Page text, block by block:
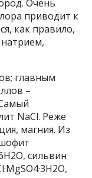
Очень
приводит к
как правило,
главным
–
NaCl. Реже
магния. Из
сильвин